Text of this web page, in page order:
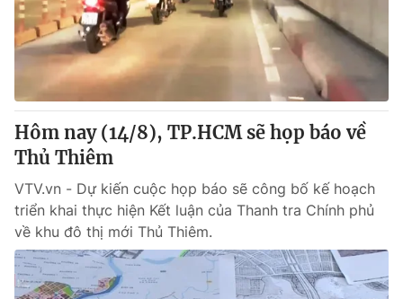
Cơ quan chủ quản:Đài Truyền hình Việt Nam
Cơ quan báo chí:
Thời báo VTV
Giấy phép hoạt động báo in và báo điện tử số 483/GP-BTTTT
cấp ngày 29/12/2023
Tổng Biên tập:Vũ Thanh Thủy
Phó Tổng Biên tập:
Nguyễn Trọng Ninh
Tổng đài VTV:024.38 355 931 - 024.38 355 932
Ðiện thoại Thời báo VTV: 024.66 897 897
Email:toasoan@vtv.vn
Liên hệ quảng cáo:
024-7300.7108
Hôm nay (14/8), TP.HCM sẽ họp báo về
Thủ Thiêm
VTV.vn - Dự kiến cuộc họp báo sẽ công bố kế hoạch
triển khai thực hiện Kết luận của Thanh tra Chính phủ
về khu đô thị mới Thủ Thiêm.